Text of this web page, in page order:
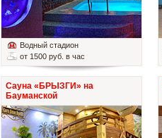
Водный стадион
от 1500 руб. в час
Сауна «БРЫЗГИ» на
Бауманской